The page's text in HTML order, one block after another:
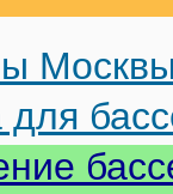
Москвы
для